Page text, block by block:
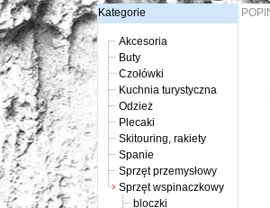
Kategorie
Akcesoria
Buty
Czołówki
Kuchnia turystyczna
Odzież
Plecaki
Skitouring, rakiety
Spanie
Sprzęt przemysłowy
Sprzęt wspinaczkowy
bloczki